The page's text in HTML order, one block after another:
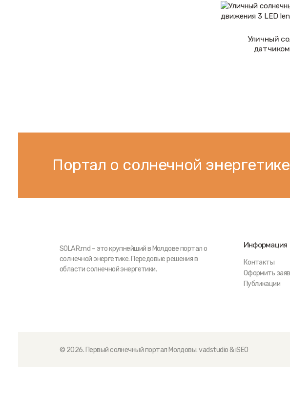
Уличный
Портал о солнечной
SOLAR.md – это крупнейший в Молдове портал о
солнечной энергетике. Передовые решения в
области солнечной энергетики.
Информация
Контакты
Оформить
Публикации
© 2026. Первый солнечный портал Молдовы.vadstudio&iSEO